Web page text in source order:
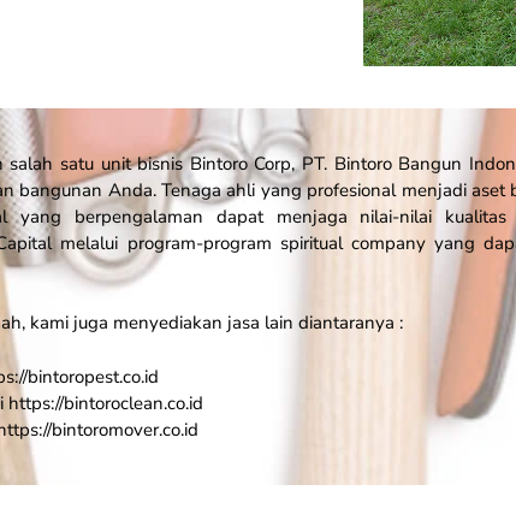
salah satu unit bisnis Bintoro Corp, PT. Bintoro Bangun
bangunan Anda. Tenaga ahli yang profesional menjadi
yang berpengalaman dapat menjaga nilai-nilai kualitas
melalui program-program spiritual company yang
kami juga menyediakan jasa lain diantaranya :
bintoropest.co.id
https://bintoroclean.co.id
bintoromover.co.id